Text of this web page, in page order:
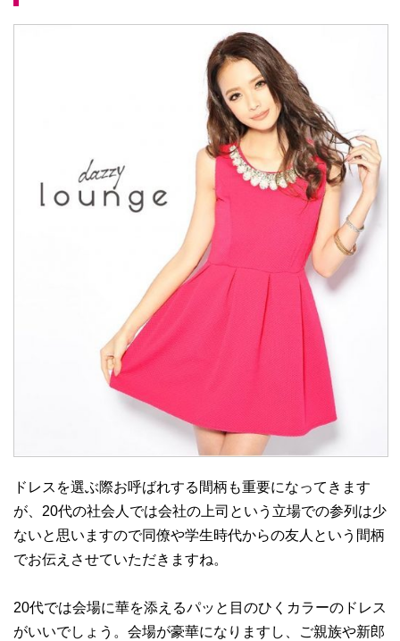
ドレスを選ぶ際お呼ばれする間柄も重要になってきます
が、20代の社会人では会社の上司という立場での参列は少
ないと思いますので同僚や学生時代からの友人という間柄
でお伝えさせていただきますね。
20代では会場に華を添えるパッと目のひくカラーのドレス
がいいでしょう。会場が豪華になりますし、ご親族や新郎